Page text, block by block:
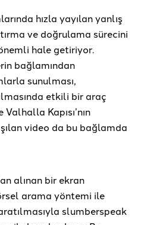
hızla yayılan yanlış
ve doğrulama sürecini
hale getiriyor.
bağlamından
sunulması,
etkili bir araç
Kapısı’nın
video da bu bağlamda
alınan bir ekran
arama yöntemi ile
slumberspeak